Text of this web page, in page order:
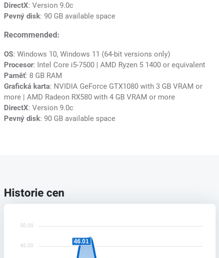
DirectX: Version 9.0c
Pevný disk: 90 GB available space
Recommended:
OS: Windows 10, Windows 11 (64-bit versions only)
Procesor: Intel Core i5-7500 | AMD Ryzen 5 1400 or equivalent
Paměť: 8 GB RAM
Grafická karta: NVIDIA GeForce GTX1080 with 3 GB VRAM or
more | AMD Radeon RX580 with 4 GB VRAM or more
DirectX: Version 9.0c
Pevný disk: 90 GB available space
Historie cen
50.00
45.00
46.01